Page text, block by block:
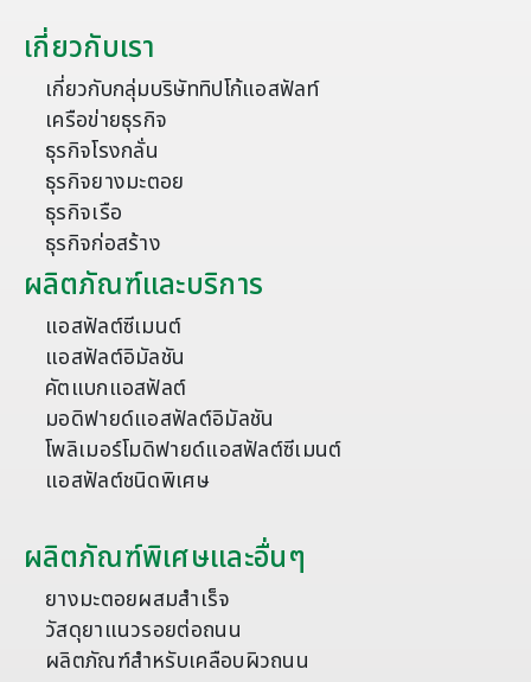
เกี่ยวกับเรา
เกี่ยวกับกลุ่มบริษัททิปโก้แอสฟัลท์
เครือข่ายธุรกิจ
ธุรกิจโรงกลั่น
ธุรกิจยางมะตอย
ธุรกิจเรือ
ธุรกิจก่อสร้าง
ผลิตภัณฑ์และบริการ
แอสฟัลต์ซีเมนต์
แอสฟัลต์อิมัลชัน
คัตแบกแอสฟัลต์
มอดิฟายด์แอสฟัลต์อิมัลชัน
โพลิเมอร์โมดิฟายด์แอสฟัลต์ซีเมนต์
แอสฟัลต์ชนิดพิเศษ
ผลิตภัณฑ์พิเศษและอื่นๆ
ยางมะตอยผสมสำเร็จ
วัสดุยาแนวรอยต่อถนน
ผลิตภัณฑ์สำหรับเคลือบผิวถนน